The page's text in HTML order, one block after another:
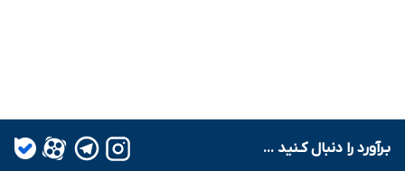
بـرآورد را دنبال کـنید ...